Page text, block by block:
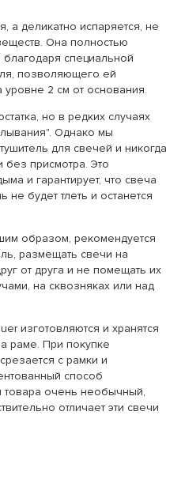
а деликатно испаряется, не
Она полностью
специальной
позволяющего ей
уровне 2 см от основания.
но в редких случаях
Однако мы
для свечей и никогда
присмотра. Это
и гарантирует, что свеча
не будет тлеть и останется
образом, рекомендуется
размещать свечи на
от друга и не помещать их
на сквозняках или над
изготовляются и хранятся
раме. При покупке
с рамки и
способ
товара очень необычный,
отличает эти свечи